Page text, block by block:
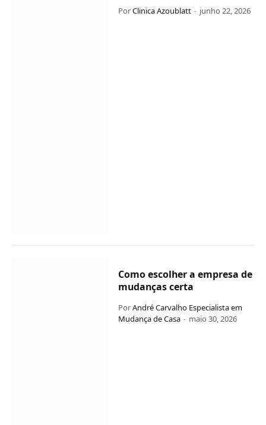
PorClinica Azoublatt junho 22, 2026
Como escolher a empresa de
mudanças certa
PorAndré Carvalho Especialista em
Mudança de Casa
maio 30, 2026